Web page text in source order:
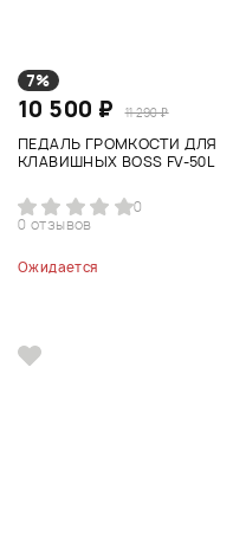
7%
10 500 ₽ 11 290 ₽
ПЕДАЛЬ ГРОМКОСТИ ДЛЯ
КЛАВИШНЫХ BOSS FV-50L
0
0 отзывов
Ожидается